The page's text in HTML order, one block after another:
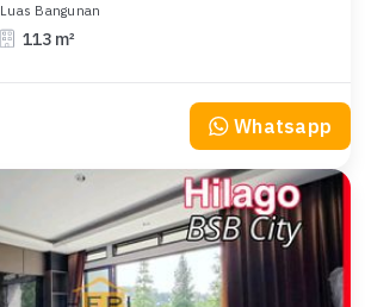
Luas Bangunan
113 m²
Whatsapp